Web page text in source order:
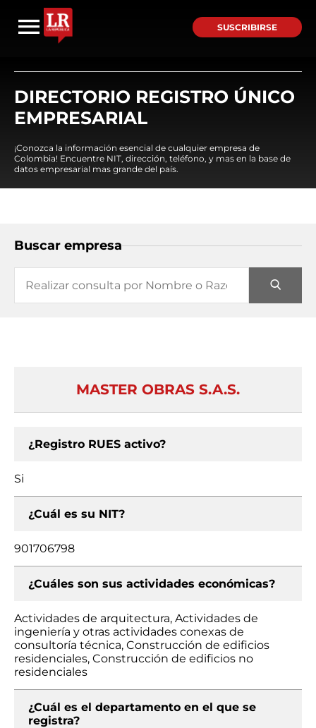
SUSCRIBIRSE
DIRECTORIO REGISTRO ÚNICO
EMPRESARIAL
¡Conozca la información esencial de cualquier empresa de
Colombia! Encuentre NIT, dirección, teléfono, y mas en la base de
datos empresarial mas grande del país.
Buscar empresa
MASTER OBRAS S.A.S.
¿Registro RUES activo?
Si
¿Cuál es su NIT?
901706798
¿Cuáles son sus actividades económicas?
Actividades de arquitectura, Actividades de
ingeniería y otras actividades conexas de
consultoría técnica, Construcción de edificios
residenciales, Construcción de edificios no
residenciales
¿Cuál es el departamento en el que se
registra?